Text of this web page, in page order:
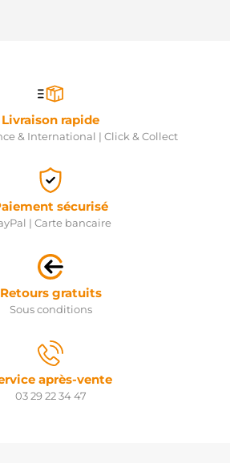
Livraison rapide
& International | Click & Collect
sécurisé
| Carte bancaire
Retours gratuits
Sous conditions
après-vente
03 29 22 34 47